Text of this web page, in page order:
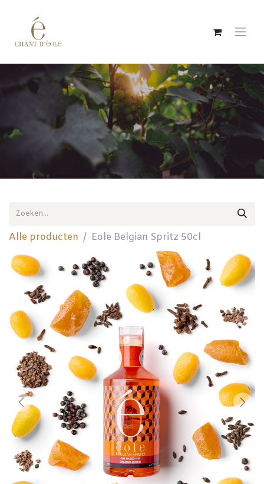
Alle producten Eole Belgian Spritz 50cl